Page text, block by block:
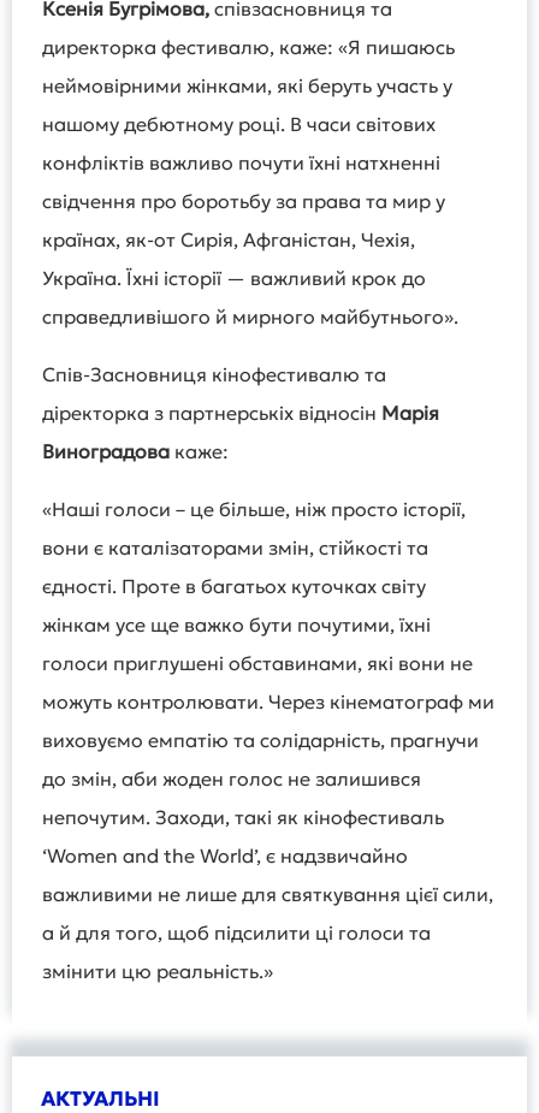
Ксенія Бугрімова, співзасновниця та
директорка фестивалю, каже: «Я пишаюсь
неймовірними жінками, які беруть участь у
нашому дебютному році. В часи світових
конфліктів важливо почути їхні натхненні
свідчення про боротьбу за права та мир у
країнах, як-от Сирія, Афганістан, Чехія,
Україна. Їхні історії — важливий крок до
справедливішого й мирного майбутнього».
Спів-Засновниця кінофестивалю та
діректорка з партнерськіх відносін Марія
Виноградова каже:
«Наші голоси – це більше, ніж просто історії,
вони є каталізаторами змін, стійкості та
єдності. Проте в багатьох куточках світу
жінкам усе ще важко бути почутими, їхні
голоси приглушені обставинами, які вони не
можуть контролювати. Через кінематограф ми
виховуємо емпатію та солідарність, прагнучи
до змін, аби жоден голос не залишився
непочутим. Заходи, такі як кінофестиваль
‘Women and the World’, є надзвичайно
важливими не лише для святкування цієї сили,
а й для того, щоб підсилити ці голоси та
змінити цю реальність.»
АКТУАЛЬНІ